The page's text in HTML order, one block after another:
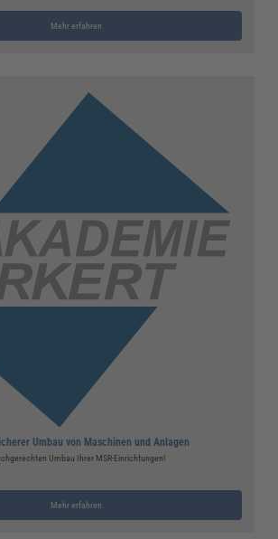
Mehr erfahren
Umbau von Maschinen und Anlagen
Umbau Ihrer MSR-Einrichtungen!
Mehr erfahren